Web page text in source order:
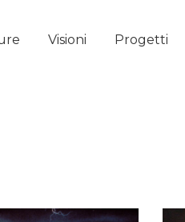
Visioni Progetti